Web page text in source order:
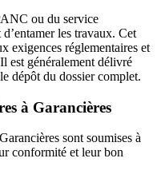
ou du service
les travaux. Cet
exigences réglementaires et
est généralement délivré
dépôt du dossier complet.
à Garancières
sont soumises à
conformité et leur bon